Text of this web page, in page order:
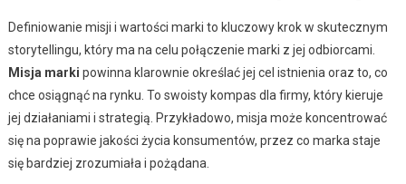
Definiowanie misji i wartości marki to kluczowy krok w skutecznym
storytellingu, który ma na celu połączenie marki z jej odbiorcami.
Misja marki powinna klarownie określać jej cel istnienia oraz to, co
chce osiągnąć na rynku. To swoisty kompas dla firmy, który kieruje
jej działaniami i strategią. Przykładowo, misja może koncentrować
się na poprawie jakości życia konsumentów, przez co marka staje
się bardziej zrozumiała i pożądana.